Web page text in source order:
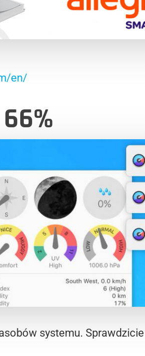
en/
systemu.